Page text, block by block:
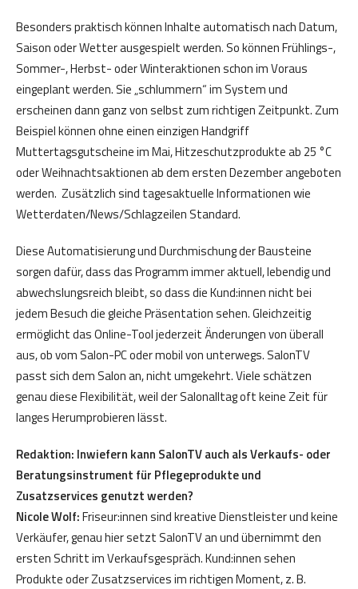
Besonders praktisch können Inhalte automatisch nach Datum,
Saison oder Wetter ausgespielt werden. So können Frühlings-,
Sommer-, Herbst- oder Winteraktionen schon im Voraus
eingeplant werden. Sie „schlummern“ im System und
erscheinen dann ganz von selbst zum richtigen Zeitpunkt. Zum
Beispiel können ohne einen einzigen Handgriff
Muttertagsgutscheine im Mai, Hitzeschutzprodukte ab 25 °C
oder Weihnachtsaktionen ab dem ersten Dezember angeboten
werden. Zusätzlich sind tagesaktuelle Informationen wie
Wetterdaten/News/Schlagzeilen Standard.
Diese Automatisierung und Durchmischung der Bausteine
sorgen dafür, dass das Programm immer aktuell, lebendig und
abwechslungsreich bleibt, so dass die Kund:innen nicht bei
jedem Besuch die gleiche Präsentation sehen. Gleichzeitig
ermöglicht das Online-Tool jederzeit Änderungen von überall
aus, ob vom Salon-PC oder mobil von unterwegs. SalonTV
passt sich dem Salon an, nicht umgekehrt. Viele schätzen
genau diese Flexibilität, weil der Salonalltag oft keine Zeit für
langes Herumprobieren lässt.
Redaktion: Inwiefern kann SalonTV auch als Verkaufs- oder
Beratungsinstrument für Pflegeprodukte und
Zusatzservices genutzt werden?
Nicole Wolf:Friseur:innen sind kreative Dienstleister und keine
Verkäufer, genau hier setzt SalonTV an und übernimmt den
ersten Schritt im Verkaufsgespräch. Kund:innen sehen
Produkte oder Zusatzservices im richtigen Moment, z. B.